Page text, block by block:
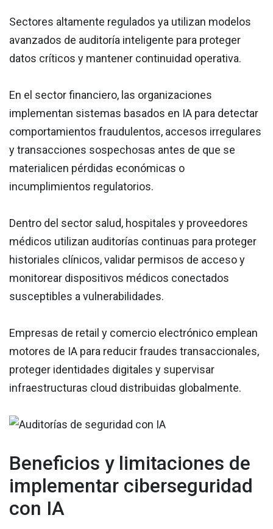
Sectores altamente regulados ya utilizan modelos
avanzados de auditoría inteligente para proteger
datos críticos y mantener continuidad operativa.
En el sector financiero, las organizaciones
implementan sistemas basados en IA para detectar
comportamientos fraudulentos, accesos irregulares
y transacciones sospechosas antes de que se
materialicen pérdidas económicas o
incumplimientos regulatorios.
Dentro del sector salud, hospitales y proveedores
médicos utilizan auditorías continuas para proteger
historiales clínicos, validar permisos de acceso y
monitorear dispositivos médicos conectados
susceptibles a vulnerabilidades.
Empresas de retail y comercio electrónico emplean
motores de IA para reducir fraudes transaccionales,
proteger identidades digitales y supervisar
infraestructuras cloud distribuidas globalmente.
Beneficios y limitaciones de
implementar ciberseguridad
con IA